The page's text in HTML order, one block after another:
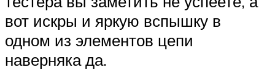
вот искры и яркую вспышку в
одном из элементов цепи
наверняка да.